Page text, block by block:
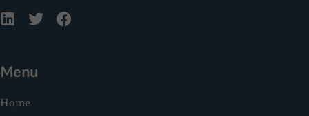
Menu
Home